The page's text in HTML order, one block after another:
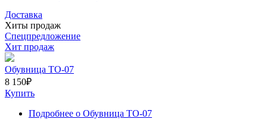
Доставка
Хиты продаж
Спецпредложение
Хит продаж
Обувница ТО-07
8 150₽
Купить
Подробнее о Обувница ТО-07